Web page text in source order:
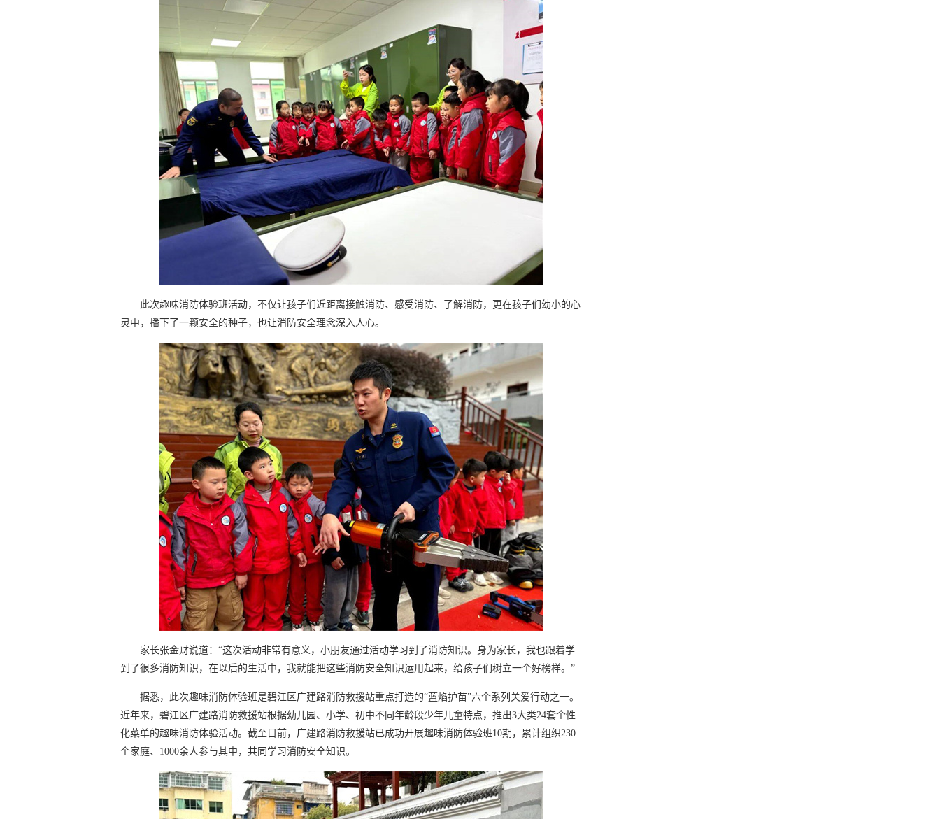
此次趣味消防体验班活动，不仅让孩子们近距离接触消防、感受消防、了解消防，更在孩子们幼小的心
灵中，播下了一颗安全的种子，也让消防安全理念深入人心。
家长张金财说道：“这次活动非常有意义，小朋友通过活动学习到了消防知识。身为家长，我也跟着学
到了很多消防知识，在以后的生活中，我就能把这些消防安全知识运用起来，给孩子们树立一个好榜样。”
据悉，此次趣味消防体验班是碧江区广建路消防救援站重点打造的“蓝焰护苗”六个系列关爱行动之一。
近年来，碧江区广建路消防救援站根据幼儿园、小学、初中不同年龄段少年儿童特点，推出3大类24套个性
化菜单的趣味消防体验活动。截至目前，广建路消防救援站已成功开展趣味消防体验班10期，累计组织230
个家庭、1000余人参与其中，共同学习消防安全知识。